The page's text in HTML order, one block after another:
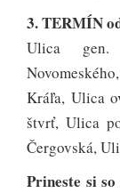
3. TERMÍN
Ulica gen.
Kráľa, Ulica
štvrť, Ulica
Čergovská,
Prineste si